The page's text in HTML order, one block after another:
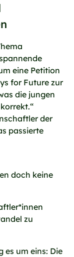
eine Petition
for Future zur
die jungen
der
passierte
doch keine
zu
es um eins: Die